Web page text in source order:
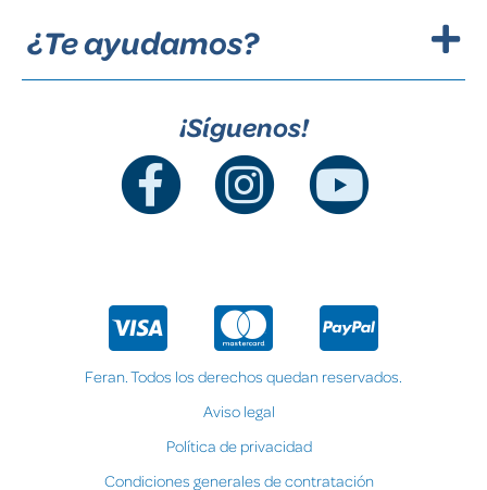
¿Te ayudamos?
¡Síguenos!
Feran. Todos los derechos quedan reservados.
Aviso legal
Política de privacidad
Condiciones generales de contratación